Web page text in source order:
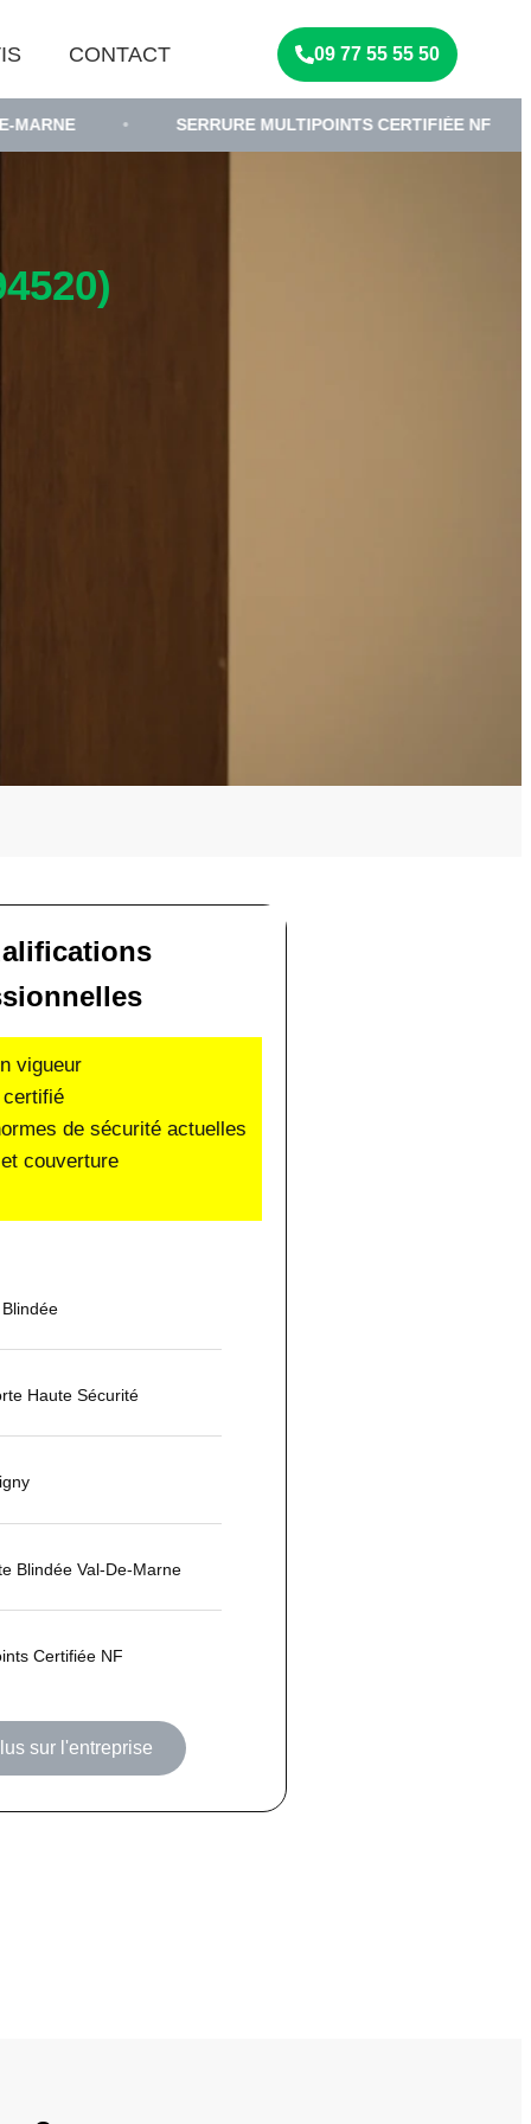
CONTACT 09 77 55 55 50
• SERRURE MULTIPOINTS CERTIFIÉE NF •
vigueur
certifié
de sécurité actuelles
couverture
Haute Sécurité
Blindée Val-De-Marne
Certifiée NF
sur l'entreprise